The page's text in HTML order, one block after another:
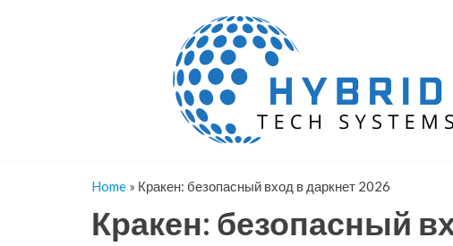
Home » Кракен: безопасный вход в даркнет 2026
Кракен: безопасный